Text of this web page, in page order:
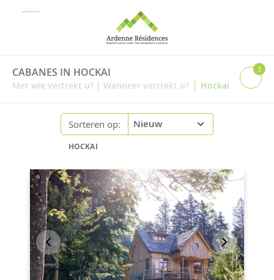
CABANES IN HOCKAI
Met wie vertrekt u? | Wanneer vertrekt u? | Hockai
3
Sorteren op:
HOCKAI